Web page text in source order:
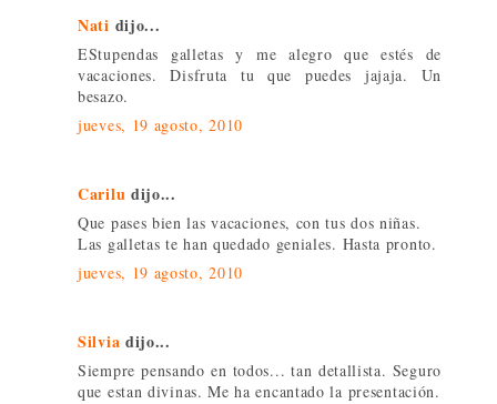
Nati dijo...
EStupendas galletas y me alegro que estés de
vacaciones. Disfruta tu que puedes jajaja. Un
besazo.
jueves, 19 agosto, 2010
Carilu dijo...
Que pases bien las vacaciones, con tus dos niñas.
Las galletas te han quedado geniales. Hasta pronto.
jueves, 19 agosto, 2010
Silvia dijo...
Siempre pensando en todos... tan detallista. Seguro
que estan divinas. Me ha encantado la presentación.